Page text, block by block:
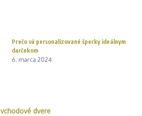
Prečo sú personalizované šperky ideálnym
darčekom
6. marca 2024
vchodové dvere